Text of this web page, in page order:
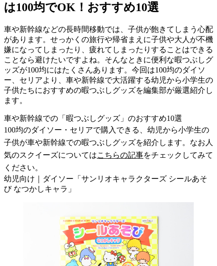
は100均でOK！おすすめ10選
車や新幹線などの長時間移動では、子供が飽きてしまう心配
があります。せっかくの旅行や帰省まえに子供や大人が不機
嫌になってしまったり、疲れてしまったりすることはできる
ことなら避けたいですよね。そんなときに便利な暇つぶしグ
ッズが100均にはたくさんあります。今回は100均のダイソ
ー、セリアより、車や新幹線で大活躍する幼児から小学生の
子供たちにおすすめの暇つぶしグッズを編集部が厳選紹介し
ます。
車や新幹線での「暇つぶしグッズ」のおすすめ10選
100均のダイソー・セリアで購入できる、幼児から小学生の
子供が車や新幹線での暇つぶしグッズを紹介します。なお人
気のスクイーズについてはこちらの記事をチェックしてみて
ください。
幼児向け｜ダイソー「サンリオキャラクターズ シールあそ
び なつかしキャラ」